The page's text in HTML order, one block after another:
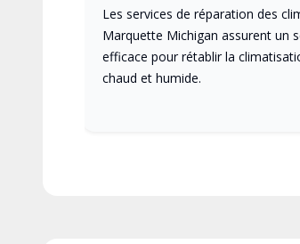
Les services de réparation des
Marquette Michigan assurent un
efficace pour rétablir la
chaud et humide.